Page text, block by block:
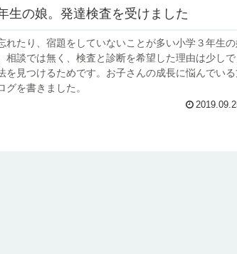
生の娘。発達検査を受けました
れたり、宿題をしていないことが多い小学３年生の
相談では無く、検査と診断を希望した理由は少しで
を見つけるためです。お子さんの成長に悩んでい
を書きました。